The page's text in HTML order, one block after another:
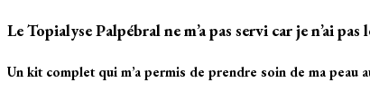
Le Topialyse Palpébral ne m’a pas servi car je n’ai
Un kit complet qui m’a permis de prendre soin de ma peau